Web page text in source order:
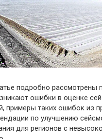
подробно рассмотрены
ошибки в оценке
примеры таких ошибок из
по улучшению
для регионов с